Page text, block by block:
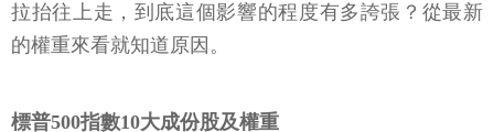
拉抬往上走，到底這個影響的程度有多誇張？從最新
的權重來看就知道原因。
標普500指數10大成份股及權重